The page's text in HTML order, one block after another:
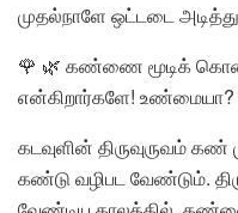
முதல்நாளே ஒட்டடை அடித்து
🌹 🌿 கண்ணை மூடிக்
என்கிறார்களே! உண்மையா?
கடவுளின் திருவுருவம்
கண்டு வழிபட வேண்டும்.